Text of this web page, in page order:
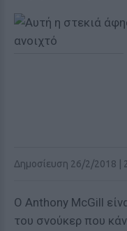
Δημοσίευση 26/2/2018 |
Ο Anthony McGill
του σνούκερ που